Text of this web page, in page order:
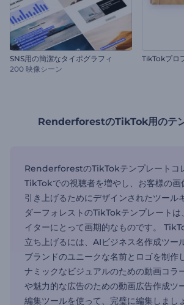
SNS用の簡潔なタイポグラフィ
200 映像シーン
RenderforestのTikTok用のテ
RenderforestのTikTokテンプレートコ
TikTokでの視聴者を増やし、お客様の画
引き上げるためにデザインされたツール
ダーフォレストのTikTokテンプレートは
イターにとって画期的なものです。
立ち上げるには、AIビジネス名作成ツー
ブランドのユニークな名前とロゴを制作
ナミックなビジュアルのための動画コラ
や魅力的な広告のための動画広告作成ツ
編集ツールを使って、完璧に編集しまし